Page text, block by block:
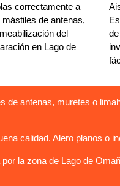
correctamente a
de antenas,
del
en Lago de
antenas, muretes o
calidad. Alero planos o
la zona de Lago de